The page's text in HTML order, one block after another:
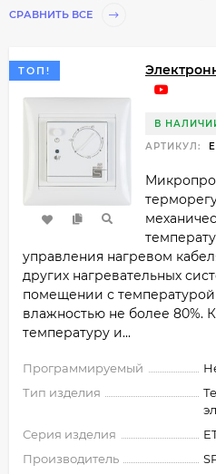
СРАВНИТЬ ВСЕ
ТОП!
В
АРТИКУЛ:
управления нагревом
других нагревательных
помещении с температурой
влажностью не более 80%.
температуру и...
Программируемый
Тип изделия
Серия изделия
Производитель